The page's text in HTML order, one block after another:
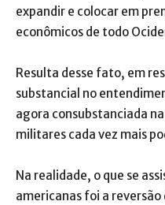
expandir e colocar em
econômicos de todo
Resulta desse fato, em
substancial no
agora consubstanciada
militares cada vez mais
Na realidade, o que se
americanas foi a